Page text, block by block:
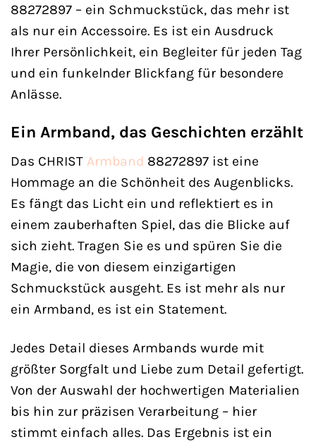
88272897 – ein Schmuckstück, das mehr ist
als nur ein Accessoire. Es ist ein Ausdruck
Ihrer Persönlichkeit, ein Begleiter für jeden Tag
und ein funkelnder Blickfang für besondere
Anlässe.
Ein Armband, das Geschichten erzählt
Das CHRIST Armband 88272897 ist eine
Hommage an die Schönheit des Augenblicks.
Es fängt das Licht ein und reflektiert es in
einem zauberhaften Spiel, das die Blicke auf
sich zieht. Tragen Sie es und spüren Sie die
Magie, die von diesem einzigartigen
Schmuckstück ausgeht. Es ist mehr als nur
ein Armband, es ist ein Statement.
Jedes Detail dieses Armbands wurde mit
größter Sorgfalt und Liebe zum Detail gefertigt.
Von der Auswahl der hochwertigen Materialien
bis hin zur präzisen Verarbeitung – hier
stimmt einfach alles. Das Ergebnis ist ein